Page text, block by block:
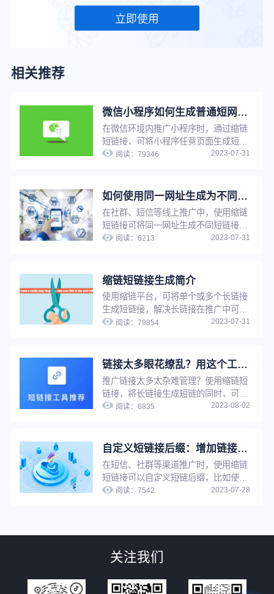
立即使用
相关推荐
微信小程序如何生成普通短网址？
在微信环境内推广小程序时，通过缩链
短链接，可将小程序任意页面生成短
链，用户点击短链接后可快速跳转至小
满足多种推广需求。
阅读：79346 2023-07-31
如何使用同一网址生成为不同的短链接功能来提升推广转化效果？
在社群、短信等线上推广中，使用缩链
短链接可将同一网址生成不同短链接，
用于不同渠道、不同客户群、以及不同
阅读：6213 2023-07-31
缩链短链接生成简介
使用缩链平台，可将单个或多个长链接
生成短链接，解决长链接在推广中可信
度低、影响点击率、增加推广成本等问
拥有自己的短链系统，提升工作效率。
阅读：79854 2023-07-31
链接太多眼花缭乱？用这个工具，一键快速查找
推广链接太多太杂难管理？使用缩链短
链接，将长链接生成短链的同时，可以
为短链接进行命名，通过名称搜索，推
阅读：6835 2023-08-02
自定义短链接后缀：增加链接辨识度与可信度，提升推广转化
在短信、社群等渠道推广时，使用缩链
短链接可以自定义短链后缀，比如使用
品牌域名做后缀，既能增加链接辨识度
阅读：7542 2023-07-28
关注我们